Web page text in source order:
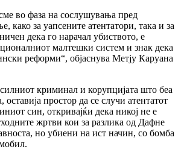
во фаза на сослушувања пред
како за уапсените атентатори, така и за
дека го нарачал убиството, е
малтешки систем и знак дека
реформи“, објаснува Метју Каруана
криминал и корупцијата што беа
простор да се случи атентатот
син, откривајќи дека никој не е
жртви кои за разлика од Дафне
но убиени на ист начин, со бомба